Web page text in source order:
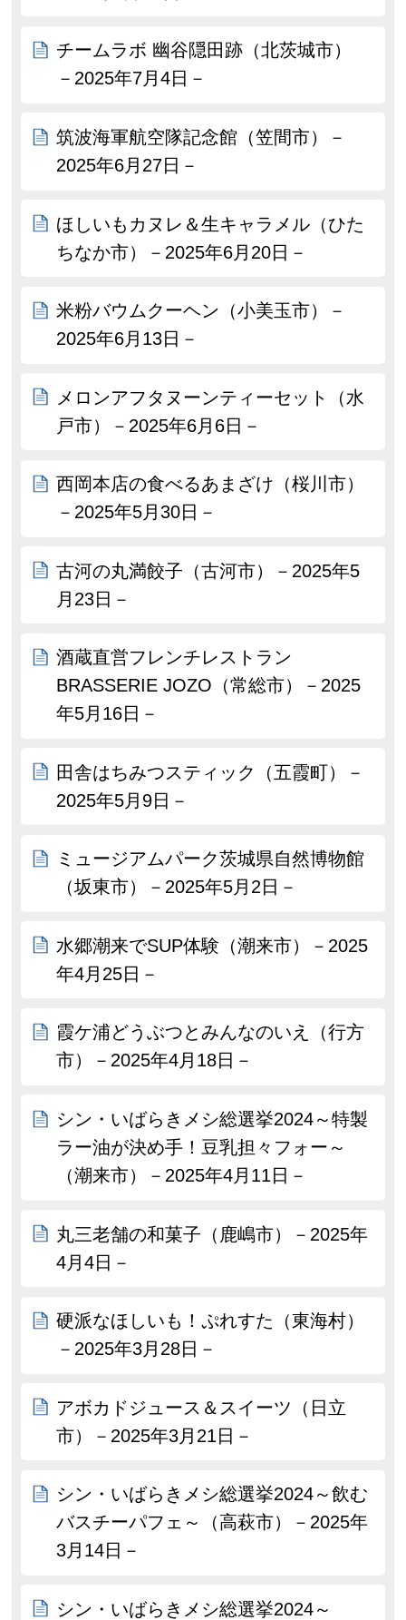
チームラボ 幽谷隠田跡（北茨城市）
－2025年7月4日－
筑波海軍航空隊記念館（笠間市）－
2025年6月27日－
ほしいもカヌレ＆生キャラメル（ひた
ちなか市）－2025年6月20日－
米粉バウムクーヘン（小美玉市）－
2025年6月13日－
メロンアフタヌーンティーセット（水
戸市）－2025年6月6日－
西岡本店の食べるあまざけ（桜川市）
－2025年5月30日－
古河の丸満餃子（古河市）－2025年5
月23日－
酒蔵直営フレンチレストラン
BRASSERIE JOZO（常総市）－2025
年5月16日－
田舎はちみつスティック（五霞町）－
2025年5月9日－
ミュージアムパーク茨城県自然博物館
（坂東市）－2025年5月2日－
水郷潮来でSUP体験（潮来市）－2025
年4月25日－
霞ケ浦どうぶつとみんなのいえ（行方
市）－2025年4月18日－
シン・いばらきメシ総選挙2024～特製
ラー油が決め手！豆乳担々フォー～
（潮来市）－2025年4月11日－
丸三老舗の和菓子（鹿嶋市）－2025年
4月4日－
硬派なほしいも！ぷれすた（東海村）
－2025年3月28日－
アボカドジュース＆スイーツ（日立
市）－2025年3月21日－
シン・いばらきメシ総選挙2024～飲む
バスチーパフェ～（高萩市）－2025年
3月14日－
シン・いばらきメシ総選挙2024～